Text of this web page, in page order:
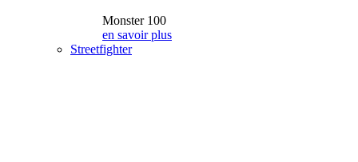
Monster 100
en savoir plus
Streetfighter